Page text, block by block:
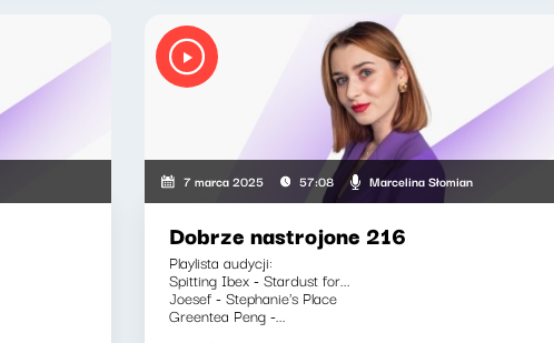
7 marca 2025 57:08 Marcelina Słomian
Dobrze nastrojone 216
Playlista audycji:
Spitting Ibex - Stardust for...
Joesef - Stephanie's Place
Greentea Peng -...